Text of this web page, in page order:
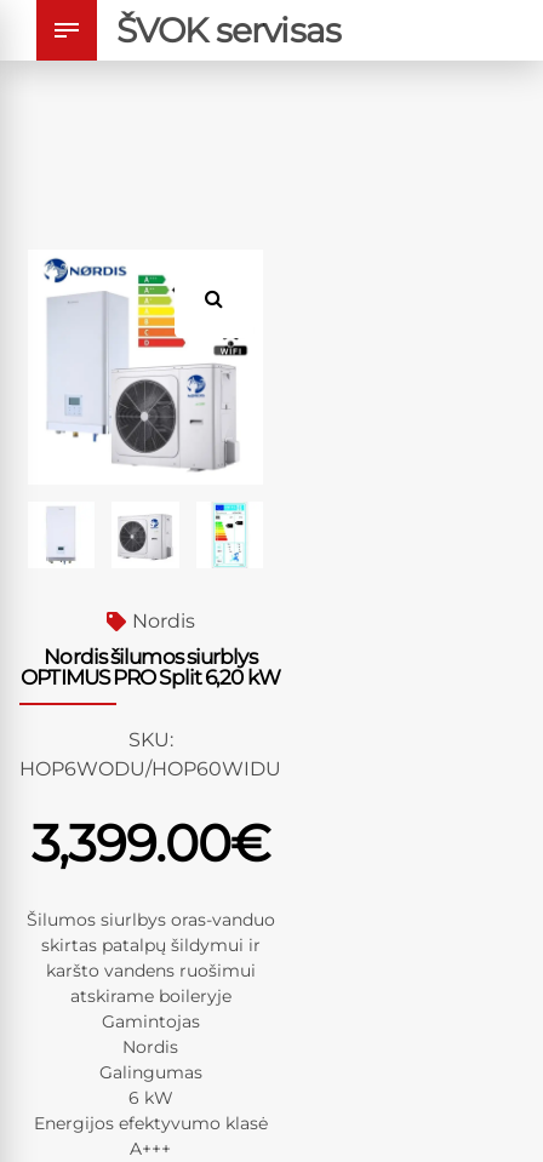
ŠVOK servisas
Nordis
Nordis šilumos siurblys
OPTIMUS PRO Split 6,20 kW
SKU:
HOP6WODU/HOP60WIDU
3,399.00€
Šilumos siurlbys oras-vanduo
skirtas patalpų šildymui ir
karšto vandens ruošimui
atskirame boileryje
Gamintojas
Nordis
Galingumas
6 kW
Energijos efektyvumo klasė
A+++